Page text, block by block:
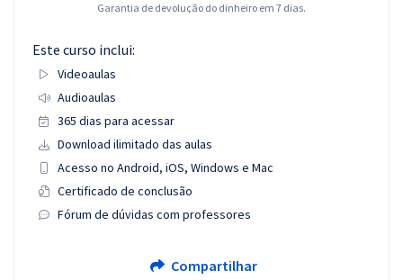
Garantia de devolução do dinheiro em 7 dias.
Este curso inclui:
Videoaulas
Audioaulas
365 dias para acessar
Download ilimitado das aulas
Acesso no Android, iOS, Windows e Mac
Certificado de conclusão
Fórum de dúvidas com professores
Compartilhar